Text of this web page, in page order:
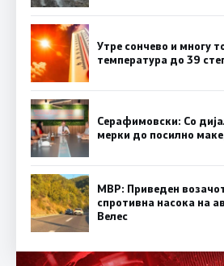
Утре сончево и многу
температура до 39
Серафимовски: Со
мерки до посилно
МВР: Приведен
спротивна насока на
Велес